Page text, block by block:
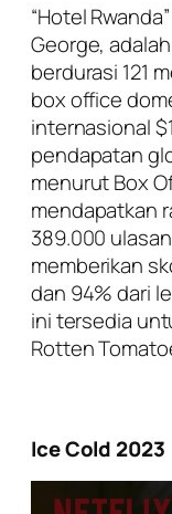
“Hotel
George,
berdurasi 121
box office
internasional
pendapatan
menurut Box
mendapatkan
389.000
memberikan
dan 94% dari
ini tersedia
Rotten
Ice Cold 2023